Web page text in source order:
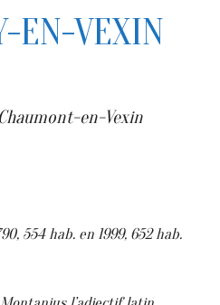
EN-VEXIN
en-Vexin
554 hab. en 1999, 652 hab.